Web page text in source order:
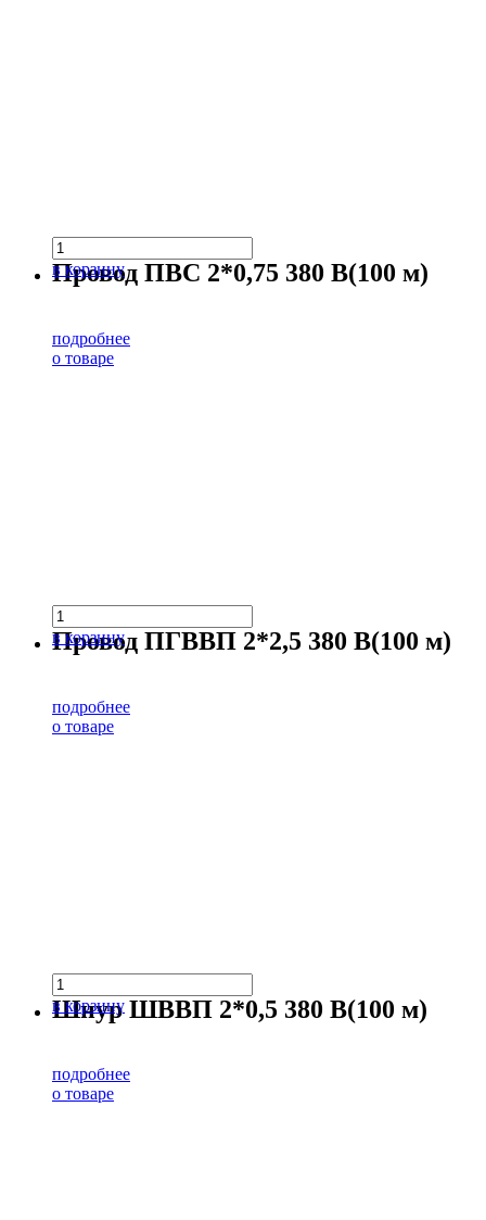
в корзину
Провод ПВС 2*0,75 380 В(100 м)
подробнее
о товаре
в корзину
Провод ПГВВП 2*2,5 380 В(100 м)
подробнее
о товаре
в корзину
Шнур ШВВП 2*0,5 380 В(100 м)
подробнее
о товаре